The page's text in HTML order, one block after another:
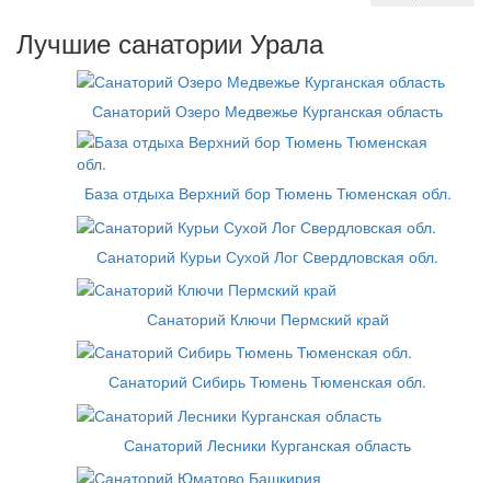
Лучшие санатории Урала
Санаторий Озеро Медвежье Курганская область
База отдыха Верхний бор Тюмень Тюменская обл.
Санаторий Курьи Сухой Лог Свердловская обл.
Санаторий Ключи Пермский край
Санаторий Сибирь Тюмень Тюменская обл.
Санаторий Лесники Курганская область